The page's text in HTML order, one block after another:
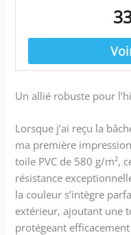
Un allié robuste pour
Lorsque j’ai reçu la
ma première
toile PVC de 580 g/m²,
résistance
la couleur s’intègre
extérieur, ajoutant une
protégeant